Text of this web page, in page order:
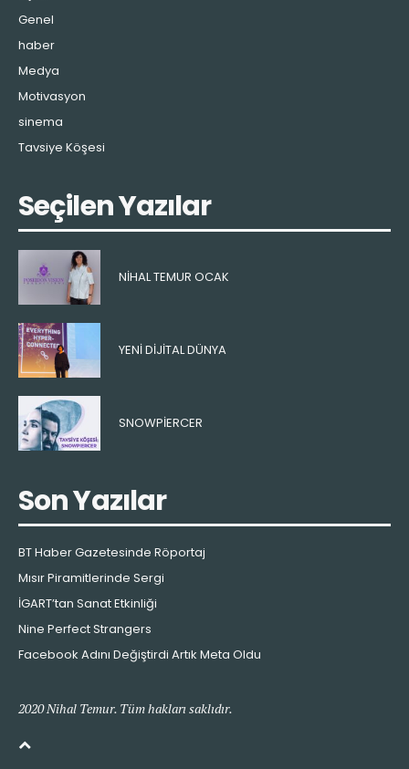
Genel
haber
Medya
Motivasyon
sinema
Tavsiye Köşesi
Seçilen Yazılar
NIHAL TEMUR OCAK
YENI DIJITAL DÜNYA
SNOWPIERCER
Son Yazılar
BT Haber Gazetesinde Röportaj
Mısır Piramitlerinde Sergi
İGART’tan Sanat Etkinliği
Nine Perfect Strangers
Facebook Adını Değiştirdi Artık Meta Oldu
2020 Nihal Temur. Tüm hakları saklıdır.